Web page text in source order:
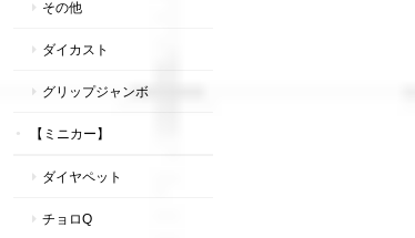
その他
ダイカスト
グリップジャンボ
【ミニカー】
ダイヤペット
チョロQ